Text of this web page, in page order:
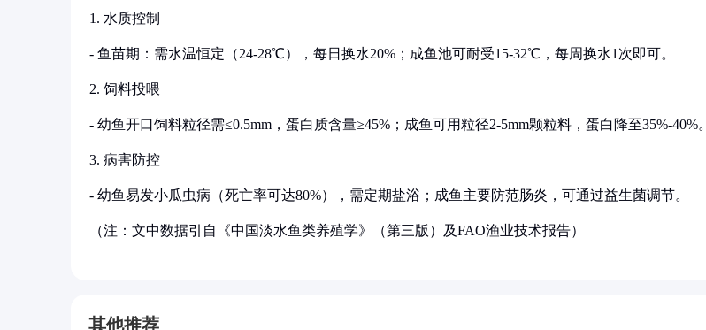
1. 水质控制
- 鱼苗期：需水温恒定（24-28℃），每日换水20%；成鱼池可耐受15-32℃，每周换水1次即可。
2. 饲料投喂
- 幼鱼开口饲料粒径需≤0.5mm，蛋白质含量≥45%；成鱼可用粒径2-5mm颗粒料，蛋白降至35%-40%。
3. 病害防控
- 幼鱼易发小瓜虫病（死亡率可达80%），需定期盐浴；成鱼主要防范肠炎，可通过益生菌调节。
（注：文中数据引自《中国淡水鱼类养殖学》（第三版）及FAO渔业技术报告）
其他推荐